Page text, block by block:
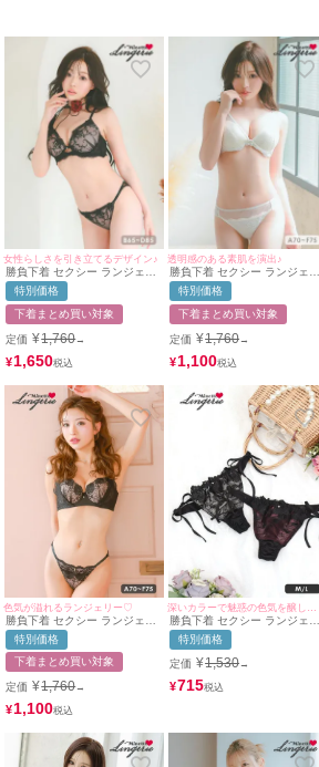
女性らしさを引き立てるデザイン♪
勝負下着 セクシー ランジェリ
ー ヌーディーカラー ブラック
シアーレース フェミニン ワイ
ヤーカップ ブラジャー ショー
ツ 2点セット
特別価格
下着まとめ買い対象
定価 ¥1,760→
¥1,650
透明感のある素肌を演出♪
勝負下着 セクシー ランジェリ
ー シアーチュール エレガント
レース 脇高 ワイヤー ホワイト
ブラジャー ショーツ 2点セッ
ト
特別価格
下着まとめ買い対象
定価 ¥1,760→
¥1,100
色気が溢れるランジェリー♡
勝負下着 セクシー ランジェリ
ー ヌーディーカラー×シアーフ
ラワーレースブラジャー＆ショ
ーツ2点セット
特別価格
下着まとめ買い対象
定価 ¥1,760→
¥1,100
勝負下着 セクシー ランジェリ
ーフラワーレース紐Tバックシ
ョーツ単品
特別価格
定価 ¥1,530→
¥715